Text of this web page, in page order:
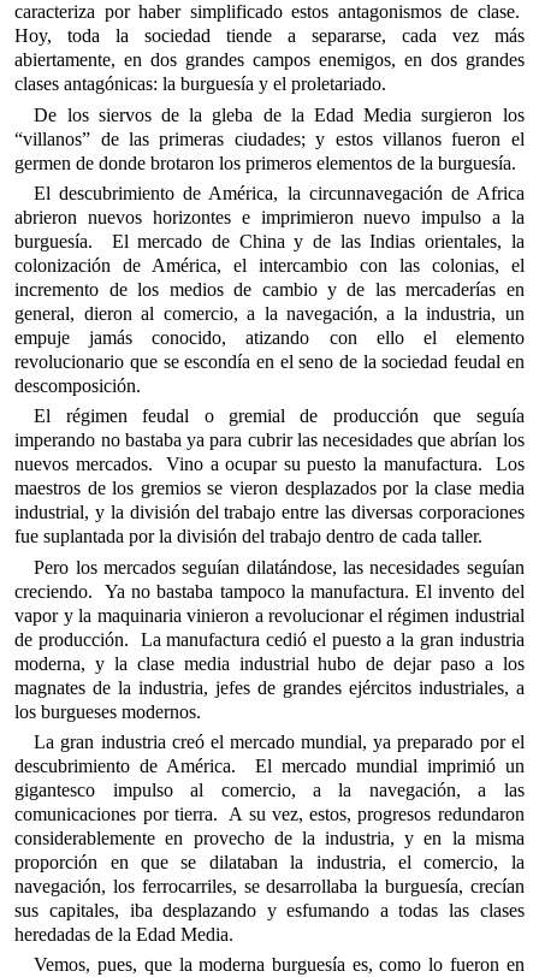
caracteriza por haber simplificado estos antagonismos de clase.
Hoy, toda la sociedad tiende a separarse, cada vez más
abiertamente, en dos grandes campos enemigos, en dos grandes
clases antagónicas: la burguesía y el proletariado.
De los siervos de la gleba de la Edad Media surgieron los
“villanos” de las primeras ciudades; y estos villanos fueron el
germen de donde brotaron los primeros elementos de la burguesía.
El descubrimiento de América, la circunnavegación de Africa
abrieron nuevos horizontes e imprimieron nuevo impulso a la
burguesía. El mercado de China y de las Indias orientales, la
colonización de América, el intercambio con las colonias, el
incremento de los medios de cambio y de las mercaderías en
general, dieron al comercio, a la navegación, a la industria, un
empuje jamás conocido, atizando con ello el elemento
revolucionario que se escondía en el seno de la sociedad feudal en
descomposición.
El régimen feudal o gremial de producción que seguía
imperando no bastaba ya para cubrir las necesidades que abrían los
nuevos mercados. Vino a ocupar su puesto la manufactura. Los
maestros de los gremios se vieron desplazados por la clase media
industrial, y la división del trabajo entre las diversas corporaciones
fue suplantada por la división del trabajo dentro de cada taller.
Pero los mercados seguían dilatándose, las necesidades seguían
creciendo. Ya no bastaba tampoco la manufactura. El invento del
vapor y la maquinaria vinieron a revolucionar el régimen industrial
de producción. La manufactura cedió el puesto a la gran industria
moderna, y la clase media industrial hubo de dejar paso a los
magnates de la industria, jefes de grandes ejércitos industriales, a
los burgueses modernos.
La gran industria creó el mercado mundial, ya preparado por el
descubrimiento de América. El mercado mundial imprimió un
gigantesco impulso al comercio, a la navegación, a las
comunicaciones por tierra. A su vez, estos, progresos redundaron
considerablemente en provecho de la industria, y en la misma
proporción en que se dilataban la industria, el comercio, la
navegación, los ferrocarriles, se desarrollaba la burguesía, crecían
sus capitales, iba desplazando y esfumando a todas las clases
heredadas de la Edad Media.
Vemos, pues, que la moderna burguesía es, como lo fueron en